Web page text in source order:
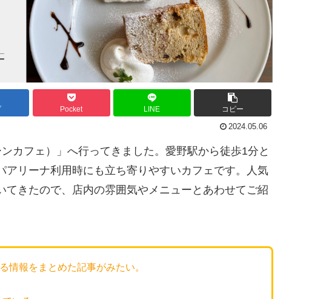
Pocket LINE コピー
2024.05.06
カフェ）」へ行ってきました。愛野駅から徒歩1分と
リーナ利用時にも立ち寄りやすいカフェです。人気
きたので、店内の雰囲気やメニューとあわせてご紹
情報をまとめた記事がみたい。